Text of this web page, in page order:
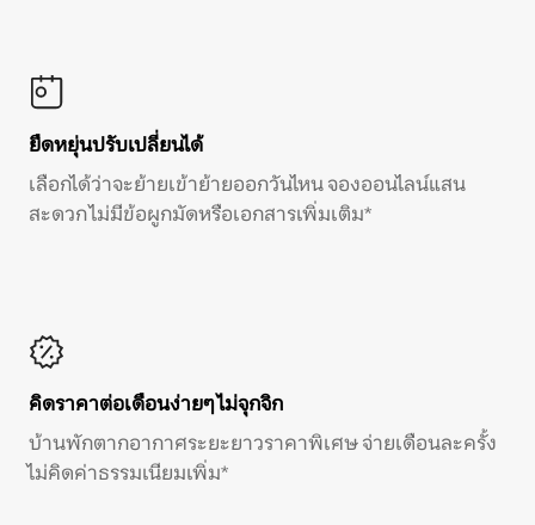
ยืดหยุ่นปรับเปลี่ยนได้
เลือกได้ว่าจะย้ายเข้าย้ายออกวันไหน จองออนไลน์แสน
สะดวก ไม่มีข้อผูกมัดหรือเอกสารเพิ่มเติม*
คิดราคาต่อเดือนง่ายๆ ไม่จุกจิก
บ้านพักตากอากาศระยะยาวราคาพิเศษ จ่ายเดือนละครั้ง
ไม่คิดค่าธรรมเนียมเพิ่ม*